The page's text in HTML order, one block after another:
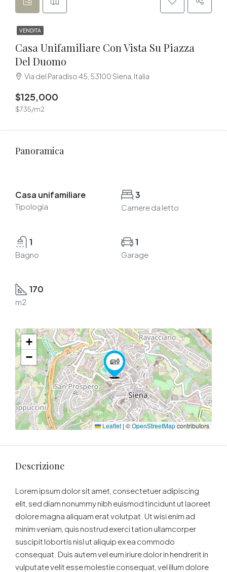
VENDITA
Casa Unifamiliare Con Vista Su Piazza
Del Duomo
Via del Paradiso 45, 53100 Siena, Italia
$125,000
$735/m2
Panoramica
Casa unifamiliare
Tipologia
3
Camere da letto
1
Bagno
1
Garage
170
m2
+
−
Leaflet | ©OpenStreetMapcontributors
Descrizione
Lorem ipsum dolor sit amet, consectetuer adipiscing
elit, sed diam nonummy nibh euismod tincidunt ut laoreet
dolore magna aliquam erat volutpat. Ut wisi enim ad
minim veniam, quis nostrud exerci tation ullamcorper
suscipit lobortis nisl ut aliquip ex ea commodo
consequat. Duis autem vel eum iriure dolor in hendrerit in
vulputate velit esse molestie consequat, vel illum dolore